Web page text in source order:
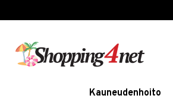
Kauneudenhoito